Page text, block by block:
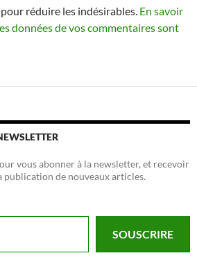
réduire les indésirables. En savoir
données de vos commentaires sont
vous abonner à la newsletter, et recevoir
de nouveaux articles.
SOUSCRIRE